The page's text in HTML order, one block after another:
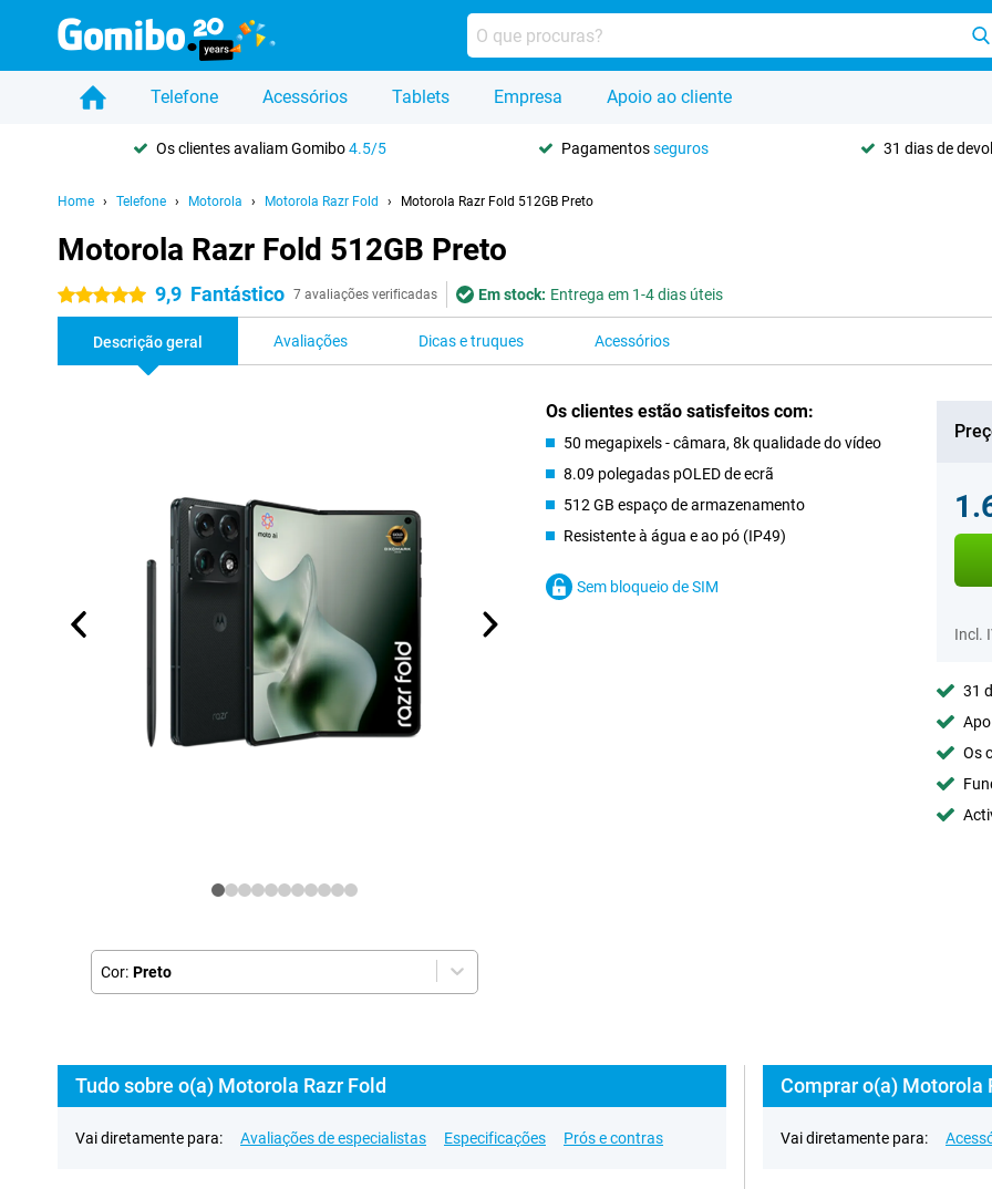
Telefone Acessórios Tablets Empresa Apoio ao cliente
Os clientes avaliam Gomibo4.5/5 Pagamentosseguros 31 dias de
Home Telefone Motorola Motorola Razr Fold Motorola Razr Fold 512GB Preto
Motorola Razr Fold 512GB Preto
5 estrelas 9,9 Fantástico 7 avaliações verificadas Em stock: Entrega em 1-4 dias úteis
Descrição geral Avaliações Dicas e truques Acessórios
Cor: Preto
Os clientes estão satisfeitos com:
50 megapixels - câmara, 8k qualidade do vídeo
8.09 polegadas pOLED de ecrã
512 GB espaço de armazenamento
Resistente à água e ao pó (IP49)
Sem bloqueio de SIM
Incl.
31
Os
Tudo sobre o(a) Motorola Razr Fold
Vai diretamente para: Avaliações de especialistas Especificações Prós e contras
Comprar o(a) Motorola
Vai diretamente para: